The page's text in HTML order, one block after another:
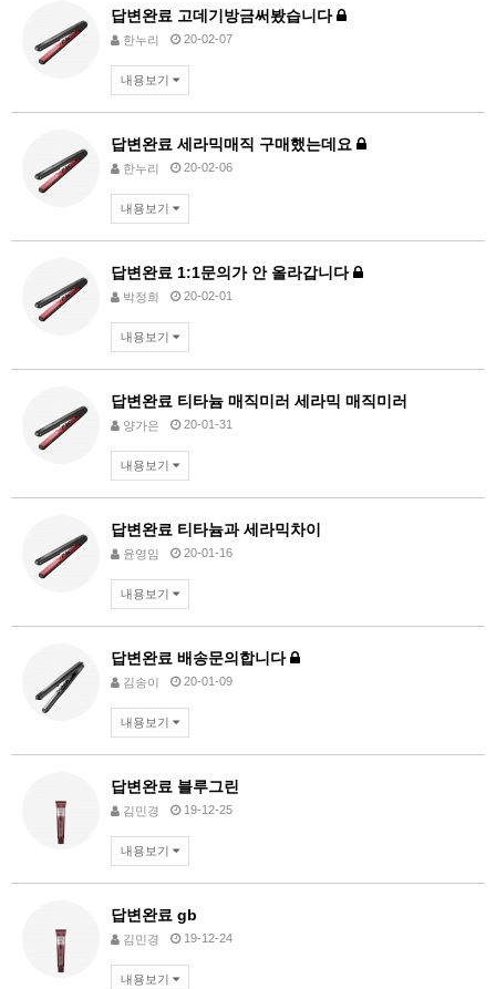
답변완료 고데기방금써봤습니다
한누리 20-02-07
내용보기
답변완료 세라믹매직 구매했는데요
한누리 20-02-06
내용보기
답변완료 1:1문의가 안 올라갑니다
박정희 20-02-01
내용보기
답변완료 티타늄 매직미러 세라믹 매직미러
양가은 20-01-31
내용보기
답변완료 티타늄과 세라믹차이
윤영임 20-01-16
내용보기
답변완료 배송문의합니다
김송이 20-01-09
내용보기
답변완료 블루그린
김민경 19-12-25
내용보기
답변완료 gb
김민경 19-12-24
내용보기